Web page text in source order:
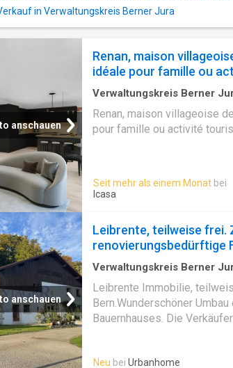
in Verwaltungskreis Berner Jura
anschauen
Renan, maison
idéale pour famille ou
Verwaltungskreis Berner
Renan, maison villageoise
pour famille ou activité
Seit mehr als einem Monat bei
Icasa
anschauen
Leibrente, teilweise frei.
renovierungsbedürftige
Verwaltungskreis Berner
Leibrente Immobilie,
Bern.Wunderschöner
Bauernhauses. Die
Chalet für Fondue und das
stehen die Scheune, die
Neu bei Urbanhome